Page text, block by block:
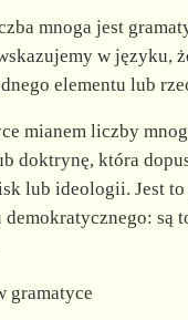
mnoga jest
w języku,
elementu lub
mianem liczby
doktrynę, która
lub ideologii. Jest to
demokratycznego: są
gramatyce